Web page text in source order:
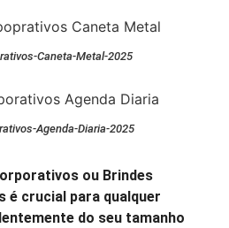
Caneta-Metal-2025
Agenda-Diaria-2025
ou Brindes
é crucial para qualquer
do seu tamanho